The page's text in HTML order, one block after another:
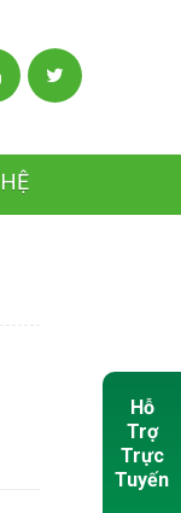
Hỗ
Trợ
Trực
Tuyến